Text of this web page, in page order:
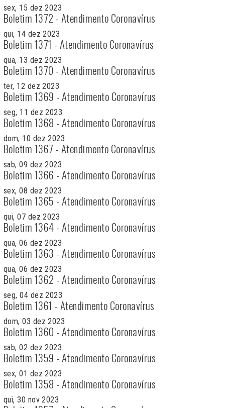
sex, 15 dez 2023
Boletim 1372 - Atendimento Coronavírus
qui, 14 dez 2023
Boletim 1371 - Atendimento Coronavírus
qua, 13 dez 2023
Boletim 1370 - Atendimento Coronavírus
ter, 12 dez 2023
Boletim 1369 - Atendimento Coronavírus
seg, 11 dez 2023
Boletim 1368 - Atendimento Coronavírus
dom, 10 dez 2023
Boletim 1367 - Atendimento Coronavírus
sab, 09 dez 2023
Boletim 1366 - Atendimento Coronavírus
sex, 08 dez 2023
Boletim 1365 - Atendimento Coronavírus
qui, 07 dez 2023
Boletim 1364 - Atendimento Coronavírus
qua, 06 dez 2023
Boletim 1363 - Atendimento Coronavírus
qua, 06 dez 2023
Boletim 1362 - Atendimento Coronavírus
seg, 04 dez 2023
Boletim 1361 - Atendimento Coronavírus
dom, 03 dez 2023
Boletim 1360 - Atendimento Coronavírus
sab, 02 dez 2023
Boletim 1359 - Atendimento Coronavírus
sex, 01 dez 2023
Boletim 1358 - Atendimento Coronavírus
qui, 30 nov 2023